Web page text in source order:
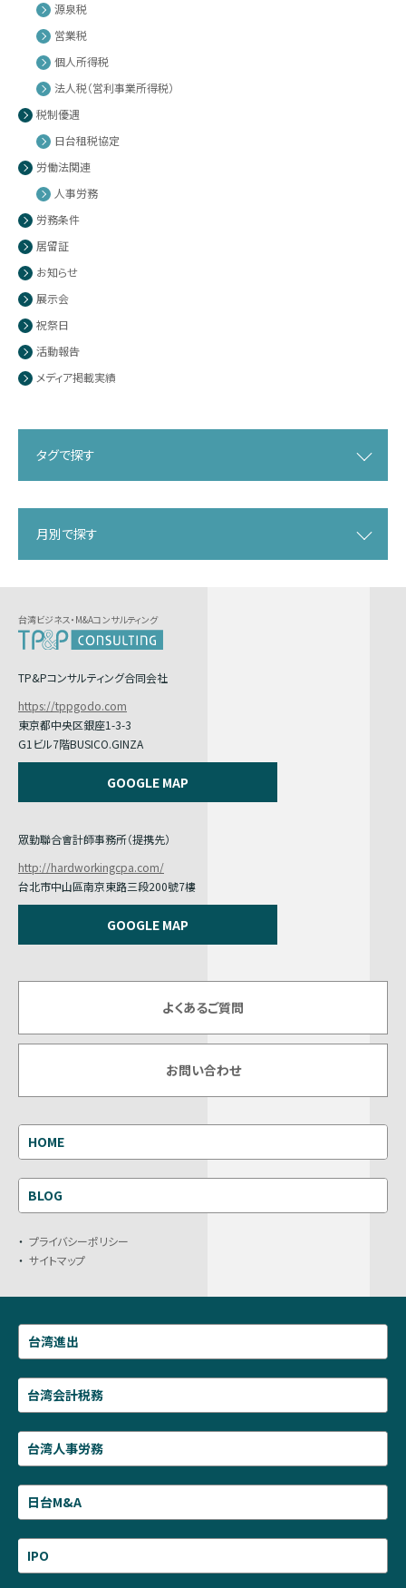
源泉税
営業税
個人所得税
法人税（営利事業所得税）
税制優遇
日台租税協定
労働法関連
人事労務
労務条件
居留証
お知らせ
展示会
祝祭日
活動報告
メディア掲載実績
タグで探す
月別で探す
台湾ビジネス・M&Aコンサルティング
TP&Pコンサルティング合同会社
https://tppgodo.com
東京都中央区銀座1-3-3
G1ビル7階BUSICO.GINZA
GOOGLE MAP
眾勤聯合會計師事務所（提携先）
http://hardworkingcpa.com/
台北市中山區南京東路三段200號7樓
GOOGLE MAP
よくあるご質問
お問い合わせ
HOME
BLOG
プライバシーポリシー
サイトマップ
台湾進出
台湾会計税務
台湾人事労務
日台M&A
IPO